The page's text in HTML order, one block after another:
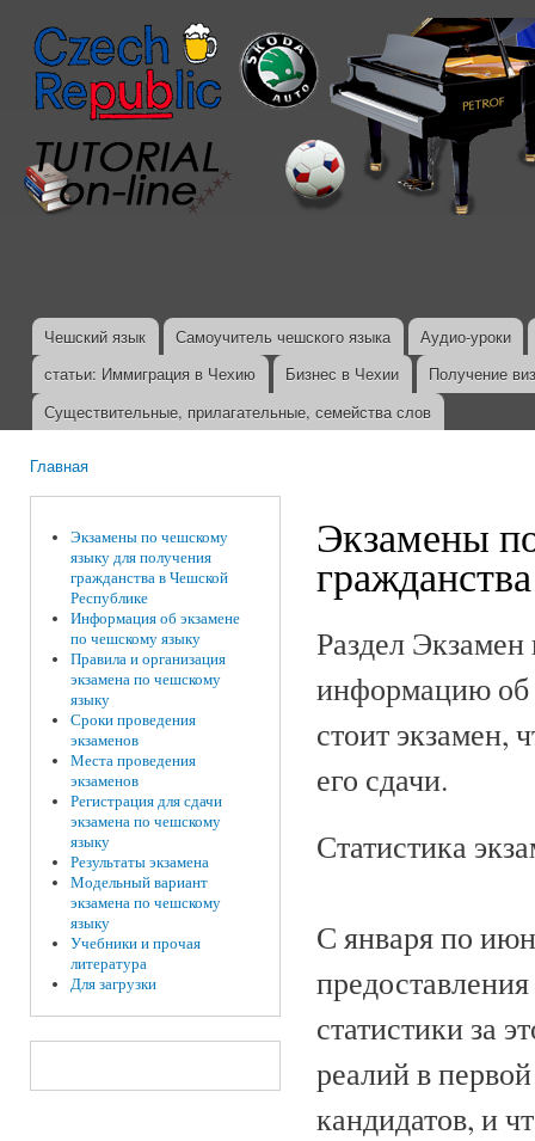
Главное меню
Чешский язык Самоучитель чешского языка
Аудио-уроки
статьи: Иммиграция в Чехию
Бизнес в Чехии
Получение
Существительные, прилагательные, семейства слов
Главная
Экзамены по чешскому
языку для получения
гражданства в Чешской
Республике
Информация об экзамене
по чешскому языку
Правила и организация
экзамена по чешскому
языку
Сроки проведения
экзаменов
Места проведения
экзаменов
Регистрация для сдачи
экзамена по чешскому
языку
Результаты экзамена
Модельный вариант
экзамена по чешскому
языку
Учебники и прочая
литература
Для загрузки
Экзамены
Раздел
информацию об
стоит экзамен,
его сдачи.
Статистика
С января по
статистики за
реалий в
кандидатов, и